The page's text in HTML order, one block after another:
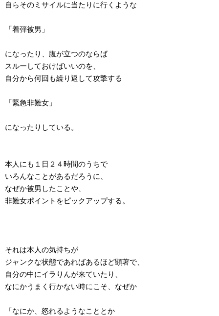
自らそのミサイルに当たりに行くような
「着弾被男」
になったり、腹が立つのならば
スルーしておけばいいのを、
自分から何回も繰り返して攻撃する
「緊急非難女」
になったりしている。
本人にも１日２４時間のうちで
いろんなことがあるだろうに、
なぜか被男したことや、
非難女ポイントをピックアップする。
それは本人の気持ちが
ジャンクな状態であればあるほど顕著で、
自分の中にイラりんが来ていたり、
なにかうまく行かない時にこそ、なぜか
「なにか、怒れるようなこととか